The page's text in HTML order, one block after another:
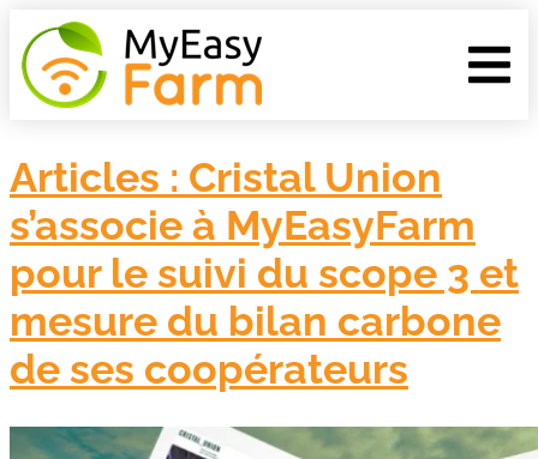
Articles : Cristal Union
s’associe à MyEasyFarm
pour le suivi du scope 3 et
mesure du bilan carbone
de ses coopérateurs